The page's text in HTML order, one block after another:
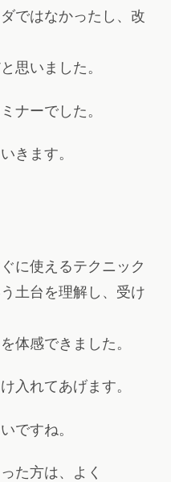
ではなかったし、改
思いました。
ナーでした。
きます。
に使えるテクニック
土台を理解し、受け
体感できました。
入れてあげます。
ですね。
た方は、よく